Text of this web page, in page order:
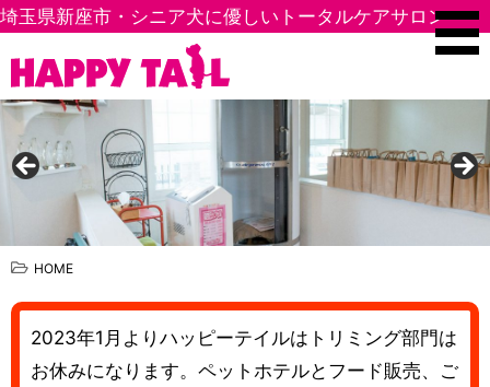
埼玉県新座市・シニア犬に優しいトータルケアサロン
HOME
2023年1月よりハッピーテイルはトリミング部門は
お休みになります。ペットホテルとフード販売、ご